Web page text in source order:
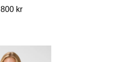
800 kr